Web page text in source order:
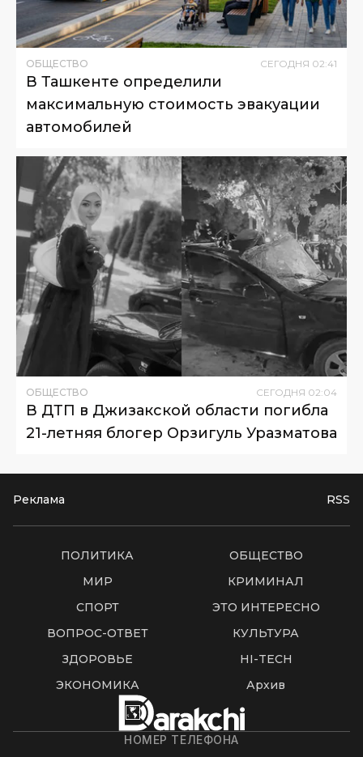
ОБЩЕСТВО СЕГОДНЯ 02:41
В Ташкенте определили
максимальную стоимость эвакуации
автомобилей
ОБЩЕСТВО СЕГОДНЯ 02:04
В ДТП в Джизакской области погибла
21-летняя блогер Орзигуль Уразматова
Реклама RSS
ПОЛИТИКА
ОБЩЕСТВО
МИР
КРИМИНАЛ
СПОРТ
ЭТО ИНТЕРЕСНО
ВОПРОС-ОТВЕТ
КУЛЬТУРА
ЗДОРОВЬЕ
HI-TECH
ЭКОНОМИКА
Архив
НОМЕР ТЕЛЕФОНА